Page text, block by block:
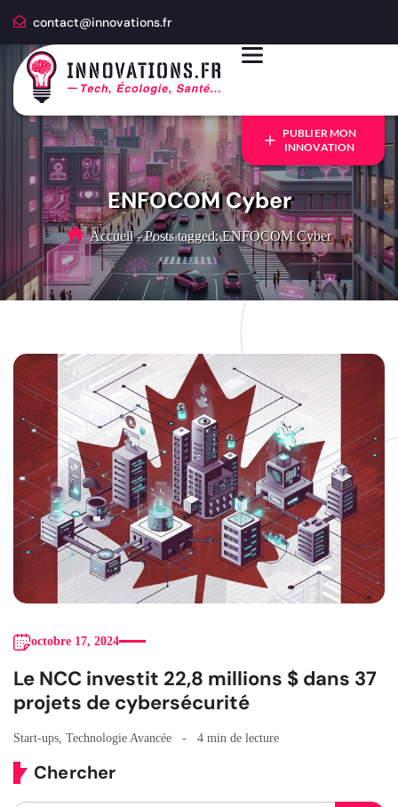
contact@innovations.fr
PUBLIER MON
INNOVATION
ENFOCOM Cyber
Accueil - Posts tagged: ENFOCOM Cyber
octobre 17, 2024
Le NCC investit 22,8 millions $ dans 37
projets de cybersécurité
Start-ups Technologie Avancée 4 min de lecture
Chercher